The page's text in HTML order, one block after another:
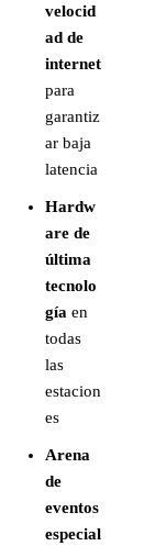
velocid
ad de
internet
para
garantiz
ar baja
latencia
Hardw
are de
última
tecnolo
gía en
todas
las
estacion
es
Arena
de
eventos
especial